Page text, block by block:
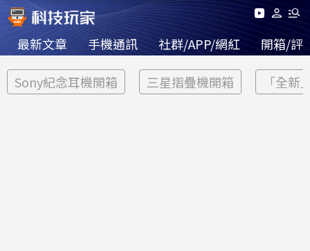
最新文章 手機通訊 社群/APP/網紅 開箱/評
Sony紀念耳機開箱 三星摺疊機開箱 「全新